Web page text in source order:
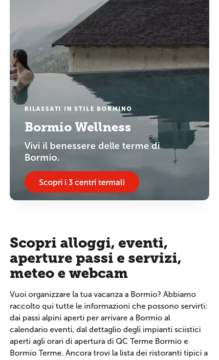
RILASSATI IN STILE BORMINO
Bormio Wellness
Vivi il benessere delle terme di
Bormio.
Scopri i 3 centri termali
Scopri alloggi, eventi,
aperture passi e servizi,
meteo e webcam
Vuoi organizzare la tua vacanza a Bormio? Abbiamo
raccolto qui tutte le informazioni che possono servirti:
dai passi alpini aperti per arrivare a Bormio al
calendario eventi, dal dettaglio degli impianti sciistici
aperti agli orari di apertura di QC Terme Bormio e
Bormio Terme. Ancora trovi la lista dei ristoranti tipici a